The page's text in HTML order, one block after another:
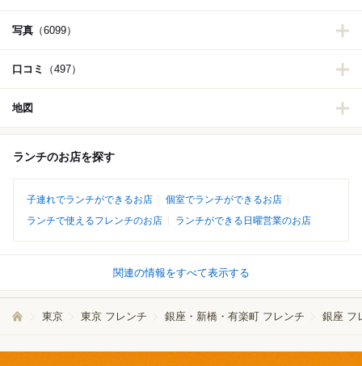
写真 （6099）
口コミ （497）
地図
ランチのお店を探す
子連れでランチができるお店
個室でランチができるお店
ランチで使えるフレンチのお店
ランチができる日曜営業のお店
関連の情報をすべて表示する
東京 東京 フレンチ 銀座・新橋・有楽町 フレンチ 銀座 フ